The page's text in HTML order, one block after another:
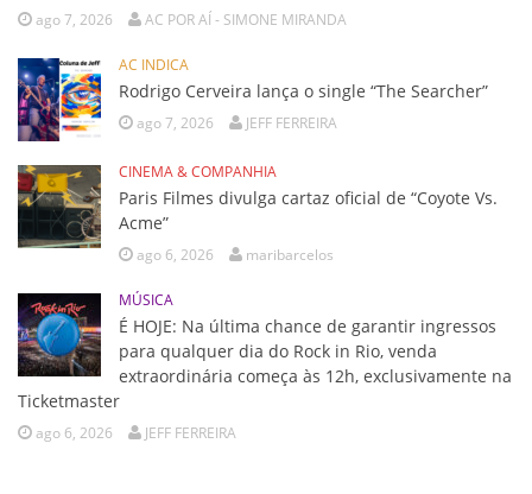
ago 7, 2026 AC POR AÍ - SIMONE MIRANDA
AC INDICA
Rodrigo Cerveira lança o single “The Searcher”
ago 7, 2026 JEFF FERREIRA
CINEMA & COMPANHIA
Paris Filmes divulga cartaz oficial de “Coyote Vs.
Acme”
ago 6, 2026 maribarcelos
MÚSICA
É HOJE: Na última chance de garantir ingressos
para qualquer dia do Rock in Rio, venda
extraordinária começa às 12h, exclusivamente na
Ticketmaster
ago 6, 2026 JEFF FERREIRA